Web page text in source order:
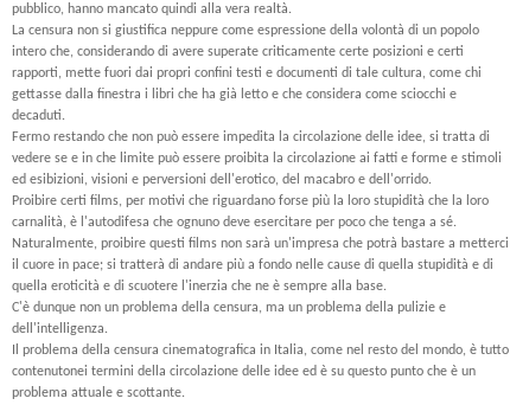
pubblico, hanno mancato quindi alla vera realtà.
La censura non si giustifica neppure come espressione della volontà di un popolo
intero che, considerando di avere superate criticamente certe posizioni e certi
rapporti, mette fuori dai propri confini testi e documenti di tale cultura, come chi
gettasse dalla finestra i libri che ha già letto e che considera come sciocchi e
decaduti.
Fermo restando che non può essere impedita la circolazione delle idee, si tratta di
vedere se e in che limite può essere proibita la circolazione ai fatti e forme e stimoli
ed esibizioni, visioni e perversioni dell'erotico, del macabro e dell'orrido.
Proibire certi films, per motivi che riguardano forse più la loro stupidità che la loro
carnalità, è l'autodifesa che ognuno deve esercitare per poco che tenga a sé.
Naturalmente, proibire questi films non sarà un'impresa che potrà bastare a metterci
il cuore in pace; si tratterà di andare più a fondo nelle cause di quella stupidità e di
quella eroticità e di scuotere l'inerzia che ne è sempre alla base.
C'è dunque non un problema della censura, ma un problema della pulizie e
dell'intelligenza.
Il problema della censura cinematografica in Italia, come nel resto del mondo, è tutto
contenutonei termini della circolazione delle idee ed è su questo punto che è un
problema attuale e scottante.